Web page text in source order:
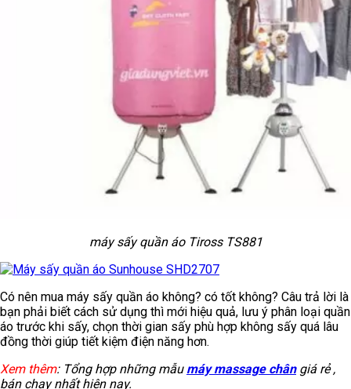
máy sấy quần áo Tiross TS881
Có nên mua máy sấy quần áo không? có tốt không? Câu trả lời là
bạn phải biết cách sử dụng thì mới hiệu quả, lưu ý phân loại quần
áo trước khi sấy, chọn thời gian sấy phù hợp không sấy quá lâu
đồng thời giúp tiết kiệm điện năng hơn.
Xem thêm: Tổng hợp những mẫu máy massage chângiá rẻ ,
bán chạy nhất hiện nay.